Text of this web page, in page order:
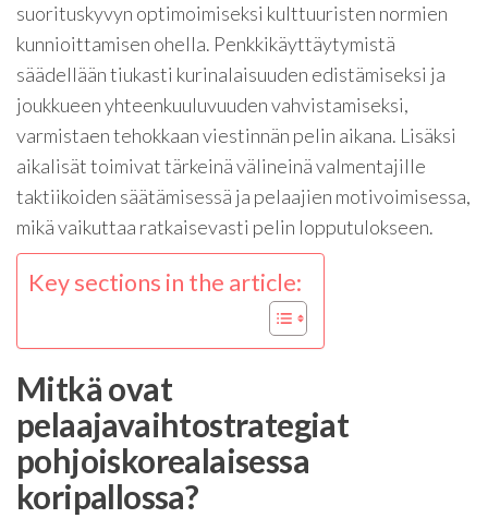
suorituskyvyn optimoimiseksi kulttuuristen normien
kunnioittamisen ohella. Penkkikäyttäytymistä
säädellään tiukasti kurinalaisuuden edistämiseksi ja
joukkueen yhteenkuuluvuuden vahvistamiseksi,
varmistaen tehokkaan viestinnän pelin aikana. Lisäksi
aikalisät toimivat tärkeinä välineinä valmentajille
taktiikoiden säätämisessä ja pelaajien motivoimisessa,
mikä vaikuttaa ratkaisevasti pelin lopputulokseen.
Key sections in the article:
Mitkä ovat
pelaajavaihtostrategiat
pohjoiskorealaisessa
koripallossa?